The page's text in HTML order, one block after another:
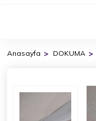
Anasayfa DOKUMA